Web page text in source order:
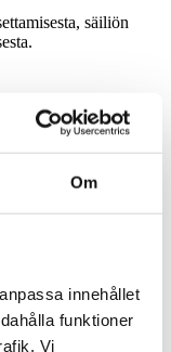
Om
innehållet
funktioner
Vi
säiliön
tavallisimpiin